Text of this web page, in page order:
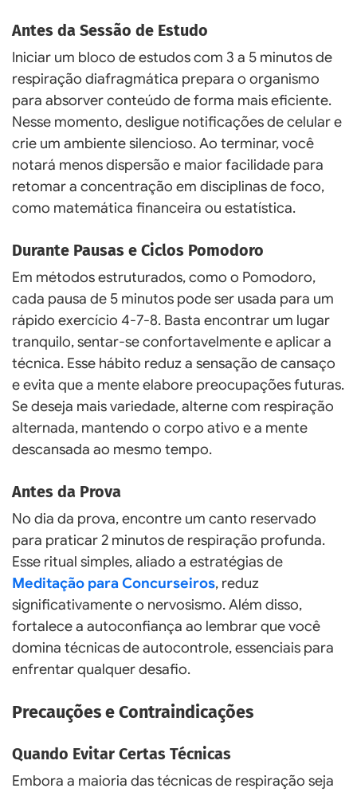
Antes da Sessão de Estudo
Iniciar um bloco de estudos com 3 a 5 minutos de
respiração diafragmática prepara o organismo
para absorver conteúdo de forma mais eficiente.
Nesse momento, desligue notificações de celular e
crie um ambiente silencioso. Ao terminar, você
notará menos dispersão e maior facilidade para
retomar a concentração em disciplinas de foco,
como matemática financeira ou estatística.
Durante Pausas e Ciclos Pomodoro
Em métodos estruturados, como o Pomodoro,
cada pausa de 5 minutos pode ser usada para um
rápido exercício 4-7-8. Basta encontrar um lugar
tranquilo, sentar-se confortavelmente e aplicar a
técnica. Esse hábito reduz a sensação de cansaço
e evita que a mente elabore preocupações futuras.
Se deseja mais variedade, alterne com respiração
alternada, mantendo o corpo ativo e a mente
descansada ao mesmo tempo.
Antes da Prova
No dia da prova, encontre um canto reservado
para praticar 2 minutos de respiração profunda.
Esse ritual simples, aliado a estratégias de
Meditação para Concurseiros, reduz
significativamente o nervosismo. Além disso,
fortalece a autoconfiança ao lembrar que você
domina técnicas de autocontrole, essenciais para
enfrentar qualquer desafio.
Precauções e Contraindicações
Quando Evitar Certas Técnicas
Embora a maioria das técnicas de respiração seja